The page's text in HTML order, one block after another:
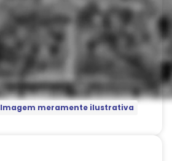
Imagem meramente ilustrativa